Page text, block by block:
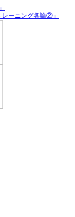
ーニング各論②」